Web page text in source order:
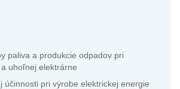
paliva a produkcie odpadov pri
uhoľnej elektrárne
účinnosti pri výrobe elektrickej energie